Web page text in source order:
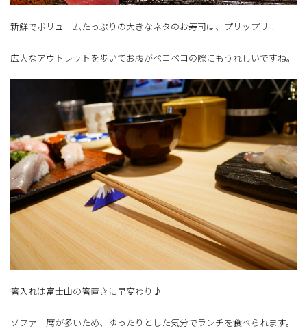
新鮮でボリュームたっぷりの大きなネタのお寿司は、プリップリ！
広大なアウトレットを歩いてお腹がペコペコの際にもうれしいですね。
箸入れは富士山の箸置きに早変わり♪
ソファー席が多いため、ゆったりとした気分でランチを食べられます。